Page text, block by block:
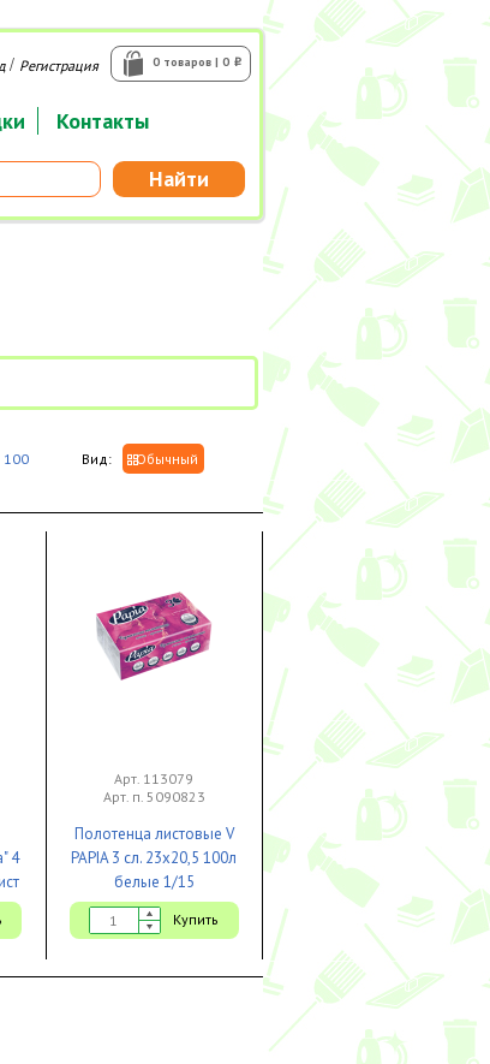
Контакты
Найти
0 товаров | 0 i
/ Регистрация
100 Вид:
Обычный
4
Арт. 113079
Арт. п. 5090823
Полотенца листовые V
PAPIA 3 сл. 23х20,5 100л
белые 1/15
Купить